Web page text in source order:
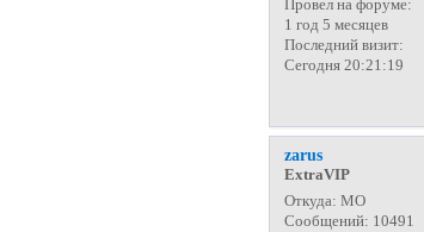
Провел на форуме:
1 год 5 месяцев
Последний визит:
Сегодня 20:21:19
zarus
ExtraVIP
Откуда: МО
Сообщений: 10491